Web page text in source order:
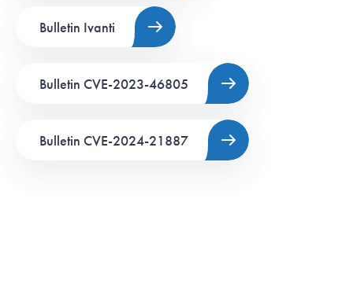
Bulletin Ivanti
Bulletin CVE-2023-46805
Bulletin CVE-2024-21887